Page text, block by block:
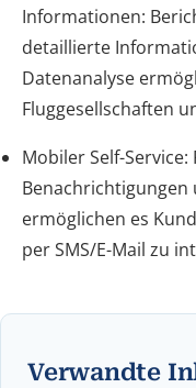
Informationen:
detaillierte
Datenanalyse
Fluggesellschaften
Mobiler Self-
Benachrichtigungen
ermöglichen es
per SMS/E-Mail zu
Verwandte